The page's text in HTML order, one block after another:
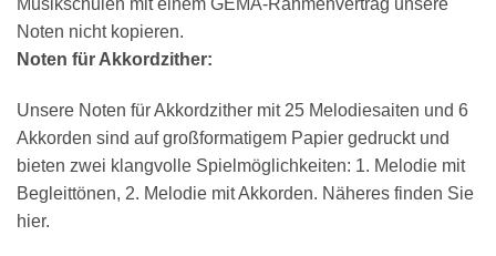
Musikschulen mit einem GEMA-Rahmenvertrag unsere
Noten nicht kopieren.
Noten für Akkordzither:
Unsere Noten für Akkordzither mit 25 Melodiesaiten und 6
Akkorden sind auf großformatigem Papier gedruckt und
bieten zwei klangvolle Spielmöglichkeiten: 1. Melodie mit
Begleittönen, 2. Melodie mit Akkorden. Näheres finden Sie
hier.